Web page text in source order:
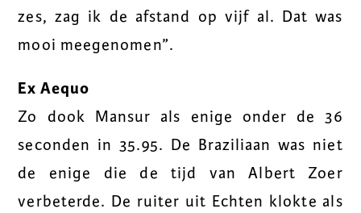
zes, zag ik de afstand op vijf al. Dat was
mooi meegenomen”.
Ex Aequo
Zo dook Mansur als enige onder de 36
seconden in 35.95. De Braziliaan was niet
de enige die de tijd van Albert Zoer
verbeterde. De ruiter uit Echten klokte als